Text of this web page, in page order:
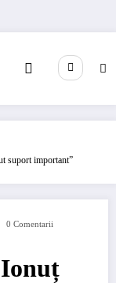
suport important”
0 Comentarii